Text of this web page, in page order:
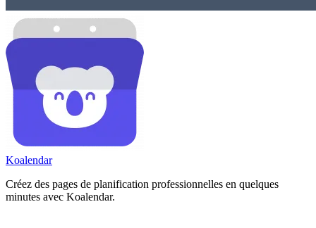
Koalendar
Créez des pages de planification professionnelles en quelques
minutes avec Koalendar.